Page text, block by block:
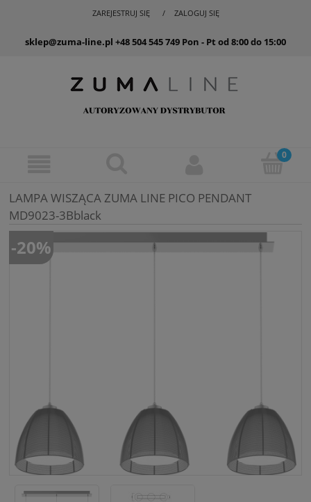
ZAREJESTRUJ SIĘ ZALOGUJ SIĘ
sklep@zuma-line.pl +48 504 545 749 Pon - Pt od 8:00 do 15:00
LAMPA WISZĄCA ZUMA LINE PICO PENDANT
MD9023-3Bblack
-20%